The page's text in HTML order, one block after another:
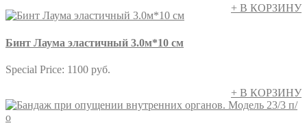
+ В КОРЗИНУ
Бинт Лаума эластичный 3.0м*10 см
Special Price: 1100 руб.
+ В КОРЗИНУ